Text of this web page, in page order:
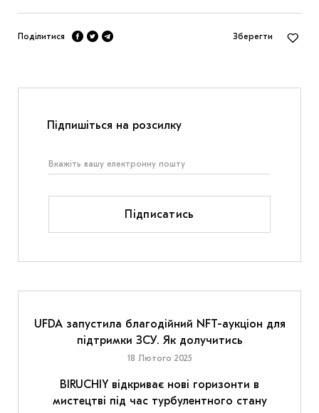
Поділитися Зберегти
Підпишіться на розсилку
Підписатись
UFDA запустила благодійний NFT-аукціон для
підтримки ЗСУ. Як долучитись
18 Лютого 2025
BIRUCHIY відкриває нові горизонти в
мистецтві під час турбулентного стану